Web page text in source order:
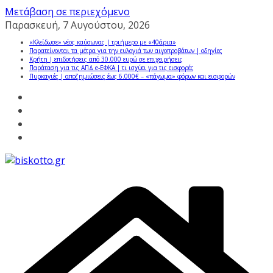
Μετάβαση σε περιεχόμενο
Παρασκευή, 7 Αυγούστου, 2026
«Κλείδωσε» νέος καύσωνας | τριήμερο με «40άρια»
Παρατείνονται τα μέτρα για την ευλογιά των αιγοπροβάτων | οδηγίες
Κρήτη | επιδοτήσεις από 30.000 ευρώ σε επιχειρήσεις
Παράταση για τις ΑΠΔ e-ΕΦΚΑ | τι ισχύει για τις εισφορές
Πυρκαγιές | αποζημιώσεις έως 6.000€ – «πάγωμα» φόρων και εισφορών